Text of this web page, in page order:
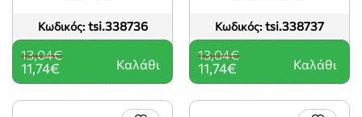
Κωδικός: tsi.338736
11,74€
13,04€
Καλάθι
Κωδικός: tsi.338737
11,74€
13,04€
Καλάθι